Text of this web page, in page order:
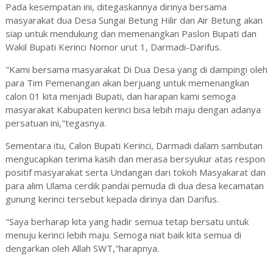
Pada kesempatan ini, ditegaskannya dirinya bersama
masyarakat dua Desa Sungai Betung Hilir dan Air Betung akan
siap untuk mendukung dan memenangkan Paslon Bupati dan
Wakil Bupati Kerinci Nomor urut 1, Darmadi-Darifus.
"Kami bersama masyarakat Di Dua Desa yang di dampingi oleh
para Tim Pemenangan akan berjuang untuk memenangkan
calon 01 kita menjadi Bupati, dan harapan kami semoga
masyarakat Kabupaten kerinci bisa lebih maju dengan adanya
persatuan ini,"tegasnya.
Sementara itu, Calon Bupati Kerinci, Darmadi dalam sambutan
mengucapkan terima kasih dan merasa bersyukur atas respon
positif masyarakat serta Undangan dari tokoh Masyakarat dan
para alim Ulama cerdik pandai pemuda di dua desa kecamatan
gunung kerinci tersebut kepada dirinya dan Darifus.
"Saya berharap kita yang hadir semua tetap bersatu untuk
menuju kerinci lebih maju. Semoga niat baik kita semua di
dengarkan oleh Allah SWT,"harapnya.